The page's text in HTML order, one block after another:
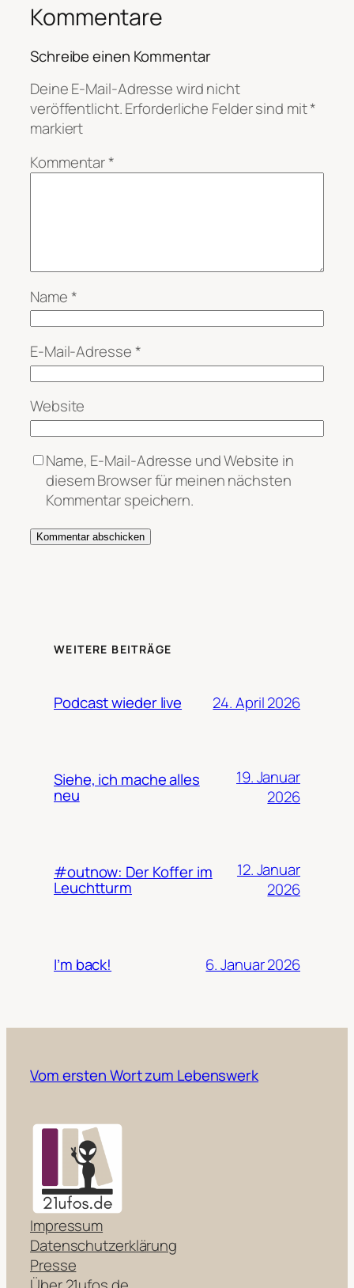
Kommentare
Schreibe einen Kommentar
Deine E-Mail-Adresse wird nicht
veröffentlicht.Erforderliche Felder sind mit*
markiert
Kommentar*
Name*
E-Mail-Adresse*
Website
Name, E-Mail-Adresse und Website in
diesem Browser für meinen nächsten
Kommentar speichern.
WEITERE BEITRÄGE
Podcast wieder live 24. April 2026
Siehe, ich mache alles
neu
19. Januar
2026
#outnow: Der Koffer im
Leuchtturm
12. Januar
2026
I’m back! 6. Januar 2026
Vom ersten Wort zum Lebenswerk
Impressum
Datenschutzerklärung
Presse